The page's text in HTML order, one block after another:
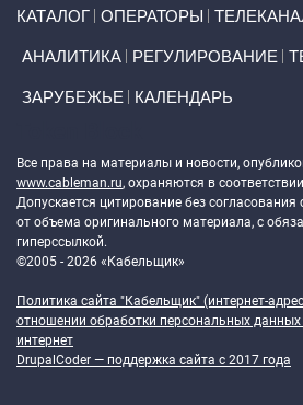
КАТАЛОГ ОПЕРАТОРЫ
АНАЛИТИКА РЕГУЛИРОВАНИЕ
ЗАРУБЕЖЬЕ КАЛЕНДАРЬ
Все права на материалы и новости,
www.cableman.ru, охраняются в
Допускается цитирование без согласования
от объема оригинального материала, с
гиперссылкой.
©2005 - 2026 «Кабельщик»
Политика сайта "Кабельщик" (интернет-
отношении обработки персональных данных
интернет
DrupalCoder — поддержка сайта c 2017 года